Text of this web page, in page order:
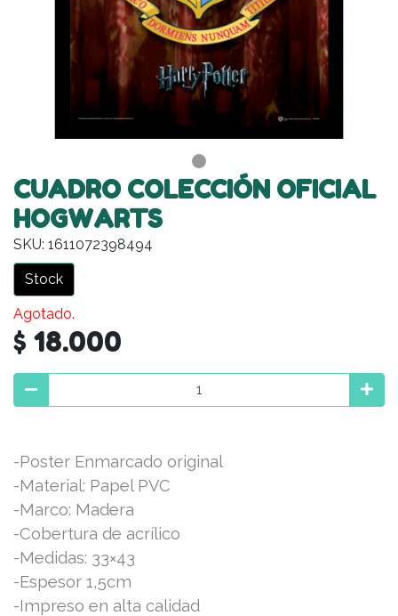
CUADRO COLECCIÓN OFICIAL
HOGWARTS
SKU: 1611072398494
Stock
Agotado.
$ 18.000
-Poster Enmarcado original
-Material: Papel PVC
-Marco: Madera
-Cobertura de acrílico
-Medidas: 33×43
-Espesor 1,5cm
-Impreso en alta calidad